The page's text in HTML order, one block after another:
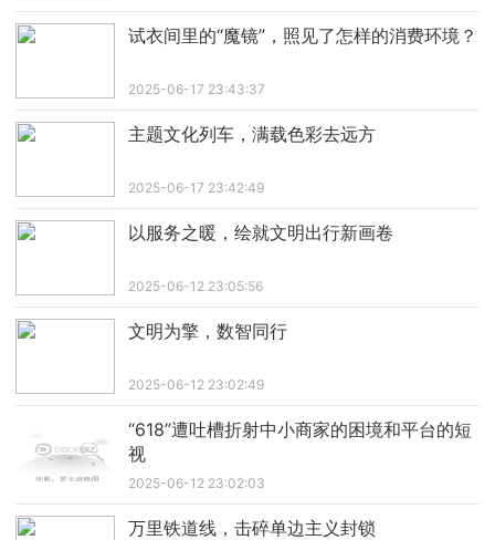
试衣间里的“魔镜”，照见了怎样的消费环境？
2025-06-17 23:43:37
主题文化列车，满载色彩去远方
2025-06-17 23:42:49
以服务之暖，绘就文明出行新画卷
2025-06-12 23:05:56
文明为擎，数智同行
2025-06-12 23:02:49
“618”遭吐槽折射中小商家的困境和平台的短
视
2025-06-12 23:02:03
万里铁道线，击碎单边主义封锁